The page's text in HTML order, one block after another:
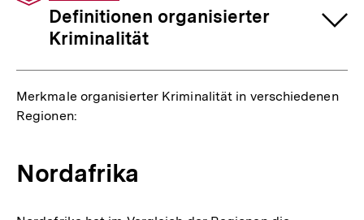
Definitionen organisierter
Kriminalität
Merkmale organisierter Kriminalität in verschiedenen
Regionen:
Nordafrika